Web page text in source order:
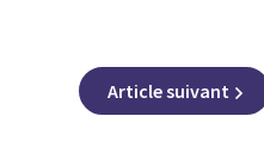
Articlesuivant